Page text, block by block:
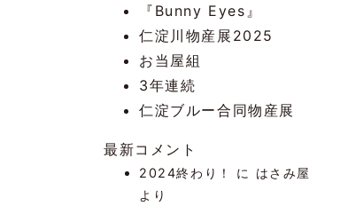
『Bunny Eyes』
仁淀川物産展2025
お当屋組
3年連続
仁淀ブルー合同物産展
最新コメント
2024終わり！ に はさみ屋
より